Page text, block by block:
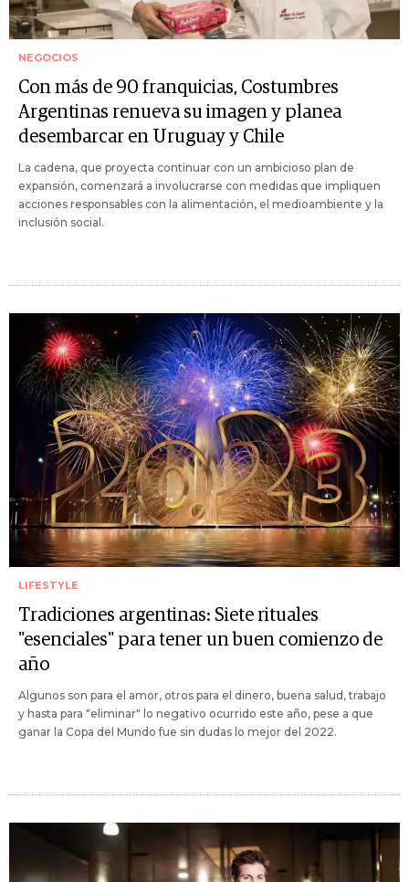
NEGOCIOS
Con más de 90 franquicias, Costumbres
Argentinas renueva su imagen y planea
desembarcar en Uruguay y Chile
La cadena, que proyecta continuar con un ambicioso plan de
expansión, comenzará a involucrarse con medidas que impliquen
acciones responsables con la alimentación, el medioambiente y la
inclusión social.
LIFESTYLE
Tradiciones argentinas: Siete rituales
"esenciales" para tener un buen comienzo de
año
Algunos son para el amor, otros para el dinero, buena salud, trabajo
y hasta para "eliminar" lo negativo ocurrido este año, pese a que
ganar la Copa del Mundo fue sin dudas lo mejor del 2022.